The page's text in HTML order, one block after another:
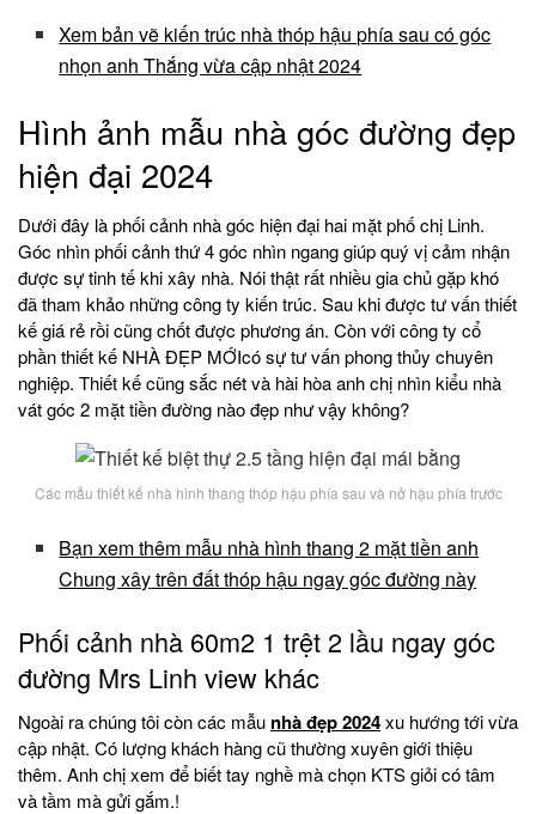
Xem bản vẽ kiến trúc nhà thóp hậu phía sau có góc
nhọn anh Thắng vừa cập nhật 2024
Hình ảnh mẫu nhà góc đường đẹp
hiện đại 2024
Dưới đây là phối cảnh nhà góc hiện đại hai mặt phố chị Linh.
Góc nhìn phối cảnh thứ 4 góc nhìn ngang giúp quý vị cảm nhận
được sự tinh tế khi xây nhà. Nói thật rất nhiều gia chủ gặp khó
đã tham khảo những công ty kiến trúc. Sau khi được tư vấn thiết
kế giá rẻ rồi cũng chốt được phương án. Còn với công ty cổ
phần thiết kế NHÀ ĐẸP MỚIcó sự tư vấn phong thủy chuyên
nghiệp. Thiết kế cũng sắc nét và hài hòa anh chị nhìn kiểu nhà
vát góc 2 mặt tiền đường nào đẹp như vậy không?
Các mẫu thiết kế nhà hình thang thóp hậu phía sau và nở hậu phía trước
Bạn xem thêm mẫu nhà hình thang 2 mặt tiền anh
Chung xây trên đất thóp hậu ngay góc đường này
Phối cảnh nhà 60m2 1 trệt 2 lầu ngay góc
đường Mrs Linh view khác
Ngoài ra chúng tôi còn các mẫu nhà đẹp 2024xu hướng tới vừa
cập nhật. Có lượng khách hàng cũ thường xuyên giới thiệu
thêm. Anh chị xem để biết tay nghề mà chọn KTS giỏi có tâm
và tầm mà gửi gắm.!